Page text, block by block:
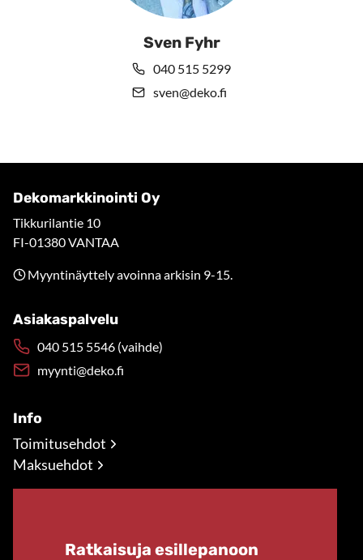
Sven Fyhr
040 515 5299
sven@deko.fi
Dekomarkkinointi Oy
Tikkurilantie 10
FI-01380 VANTAA
Myyntinäyttely avoinna arkisin 9-15.
Asiakaspalvelu
040 515 5546 (vaihde)
myynti@deko.fi
Info
Toimitusehdot
Maksuehdot
Ratkaisuja esillepanoon